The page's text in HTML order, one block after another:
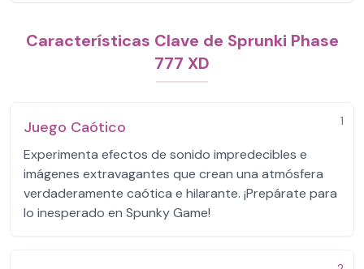
Características Clave de Sprunki Phase
777 XD
1
Juego Caótico
Experimenta efectos de sonido impredecibles e
imágenes extravagantes que crean una atmósfera
verdaderamente caótica e hilarante. ¡Prepárate para
lo inesperado en Spunky Game!